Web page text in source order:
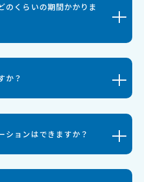
のくらいの期間かかりま
か？
ションはできますか？